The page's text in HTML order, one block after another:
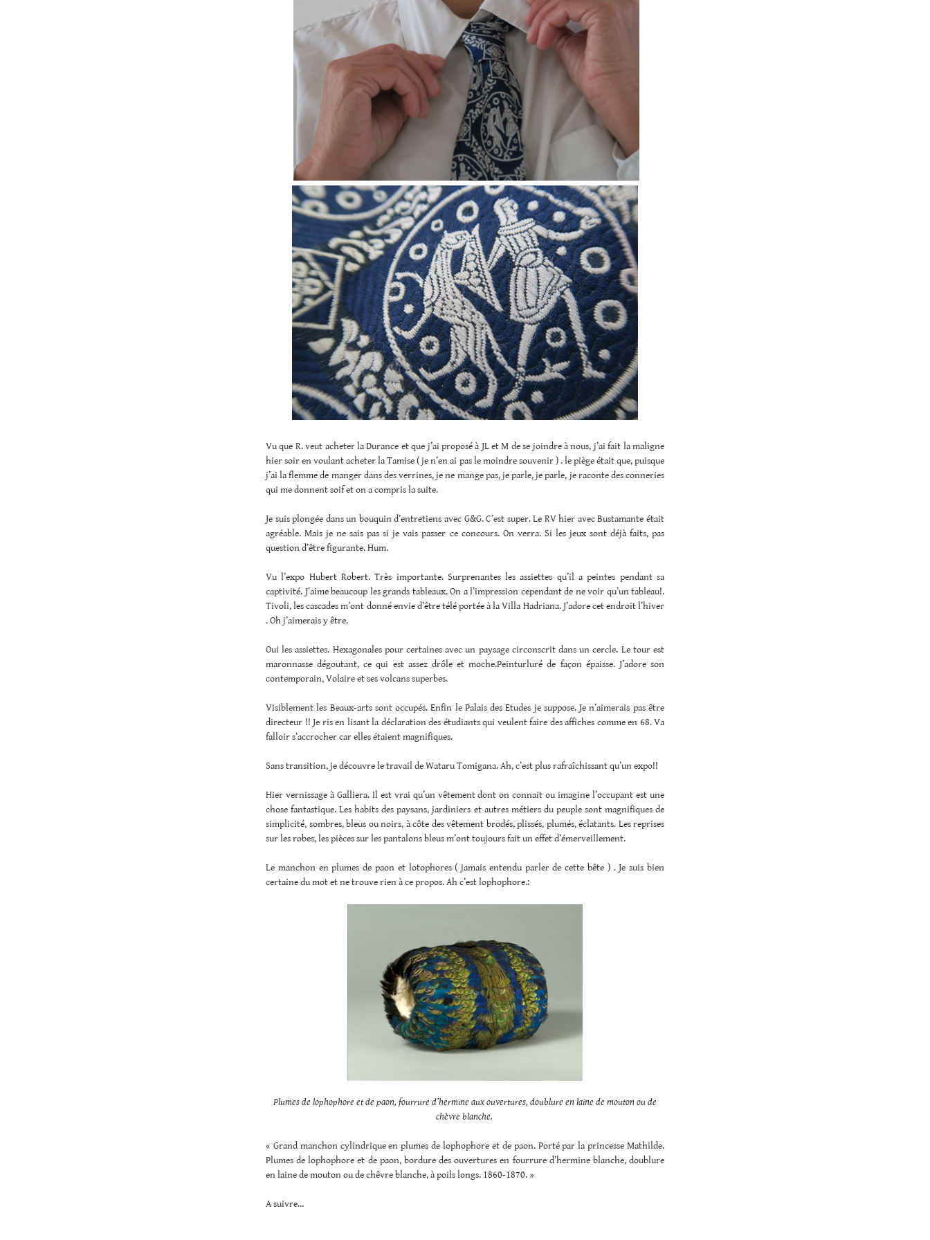
Vu que R. veut acheter la Durance et que j’ai proposé à JL et M de se joindre à nous, j’ai fait la maligne
hier soir en voulant acheter la Tamise ( je n’en ai pas le moindre souvenir ) . le piège était que, puisque
j’ai la flemme de manger dans des verrines, je ne mange pas, je parle, je parle, je raconte des conneries
qui me donnent soif et on a compris la suite.
Je suis plongée dans un bouquin d’entretiens avec G&G. C’est super. Le RV hier avec Bustamante était
agréable. Mais je ne sais pas si je vais passer ce concours. On verra. Si les jeux sont déjà faits, pas
question d’être figurante. Hum.
Vu l’expo Hubert Robert. Très importante. Surprenantes les assiettes qu’il a peintes pendant sa
captivité. J’aime beaucoup les grands tableaux. On a l’impression cependant de ne voir qu’un tableau!.
Tivoli, les cascades m’ont donné envie d’être télé portée à la Villa Hadriana. J’adore cet endroit l’hiver
. Oh j’aimerais y être.
Oui les assiettes. Hexagonales pour certaines avec un paysage circonscrit dans un cercle. Le tour est
maronnasse dégoutant, ce qui est assez drôle et moche.Peinturluré de façon épaisse. J’adore son
contemporain, Volaire et ses volcans superbes.
Visiblement les Beaux-arts sont occupés. Enfin le Palais des Etudes je suppose. Je n’aimerais pas être
directeur !! Je ris en lisant la déclaration des étudiants qui veulent faire des affiches comme en 68. Va
falloir s’accrocher car elles étaient magnifiques.
Sans transition, je découvre le travail de Wataru Tomigana. Ah, c’est plus rafraîchissant qu’un expo!!
Hier vernissage à Galliera. Il est vrai qu’un vêtement dont on connait ou imagine l’occupant est une
chose fantastique. Les habits des paysans, jardiniers et autres métiers du peuple sont magnifiques de
simplicité, sombres, bleus ou noirs, à côte des vêtement brodés, plissés, plumés, éclatants. Les reprises
sur les robes, les pièces sur les pantalons bleus m’ont toujours fait un effet d’émerveillement.
Le manchon en plumes de paon et lotophores ( jamais entendu parler de cette bête ) . Je suis bien
certaine du mot et ne trouve rien à ce propos. Ah c’est lophophore.:
Plumes de lophophore et de paon, fourrure d’hermine aux ouvertures, doublure en laine de mouton ou de
chèvre blanche.
« Grand manchon cylindrique en plumes de lophophore et de paon. Porté par la princesse Mathilde.
Plumes de lophophore et de paon, bordure des ouvertures en fourrure d’hermine blanche, doublure
en laine de mouton ou de chêvre blanche, à poils longs. 1860-1870. »
A suivre…